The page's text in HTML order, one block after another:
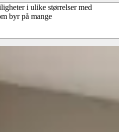
i ulike størrelser med
byr på mange